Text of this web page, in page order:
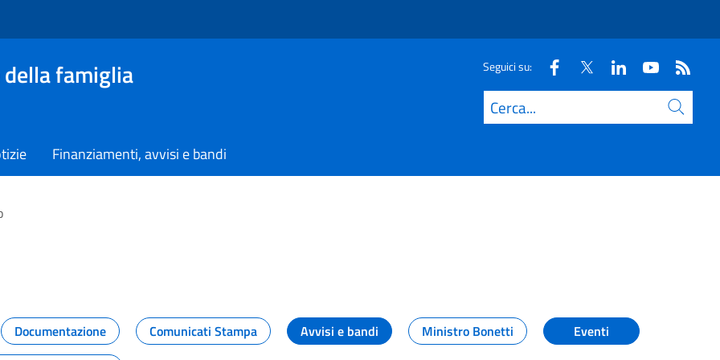
famiglia Seguici su:
Cerca
Finanziamenti, avvisi e bandi
dal Dipartimento
Documentazione Comunicati Stampa Avvisi e bandi Ministro Bonetti
Eventi